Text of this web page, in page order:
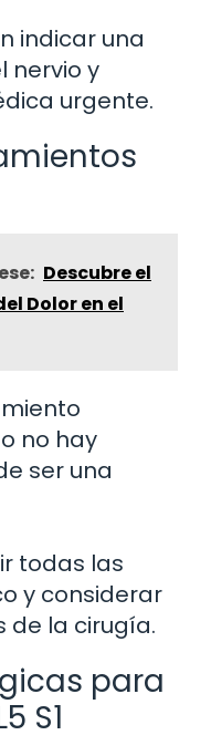
indicar una
nervio y
urgente.
Descubre el
Dolor en el
no hay
ser una
todas las
y considerar
de la cirugía.
para
S1